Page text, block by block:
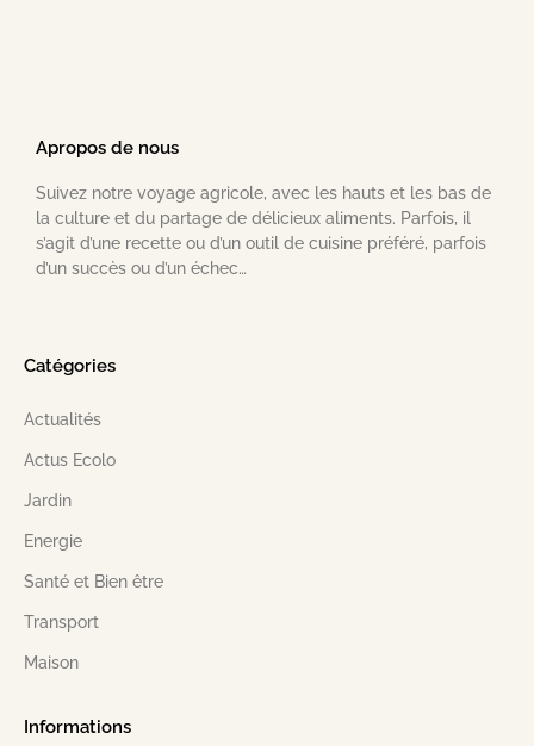
Apropos de nous
Suivez notre voyage agricole, avec les hauts et les bas de
la culture et du partage de délicieux aliments. Parfois, il
s’agit d’une recette ou d’un outil de cuisine préféré, parfois
d’un succès ou d’un échec…
Catégories
Actualités
Actus Ecolo
Jardin
Energie
Santé et Bien être
Transport
Maison
Informations